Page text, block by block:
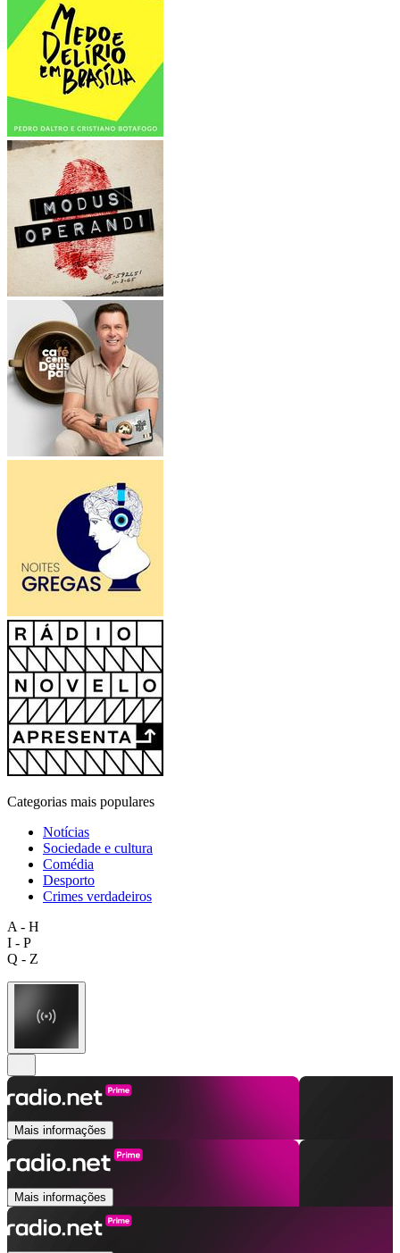
Categorias mais populares
Notícias
Sociedade e cultura
Comédia
Desporto
Crimes verdadeiros
A - H
I - P
Q - Z
Mais informações
Mais informações